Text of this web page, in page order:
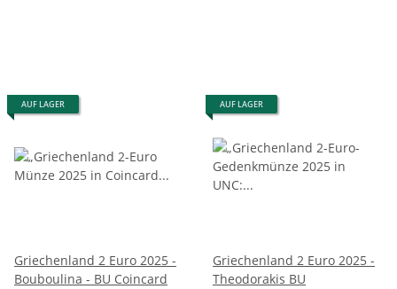
AUF LAGER
Griechenland 2 Euro 2025 -
Bouboulina - BU Coincard
AUF LAGER
Griechenland 2 Euro 2025 -
Theodorakis BU